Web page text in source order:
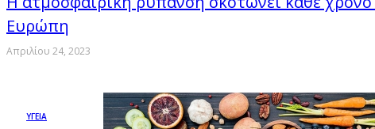
Ευρώπη
Απριλίου 24, 2023
ΥΓΕΙΑ